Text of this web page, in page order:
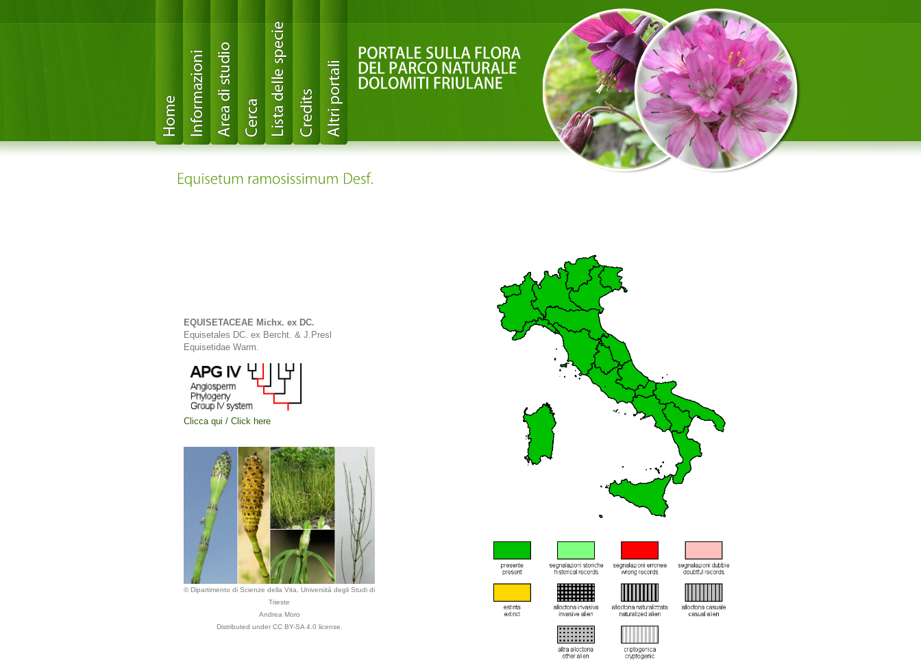
EQUISETACEAE Michx. ex DC.
Equisetales DC. ex Bercht. & J.Presl
Equisetidae Warm.
Clicca qui / Click here
© Dipartimento di Scienze della Vita, Università degli Studi di
Trieste
Andrea Moro
Distributed under CC BY-SA 4.0 license.